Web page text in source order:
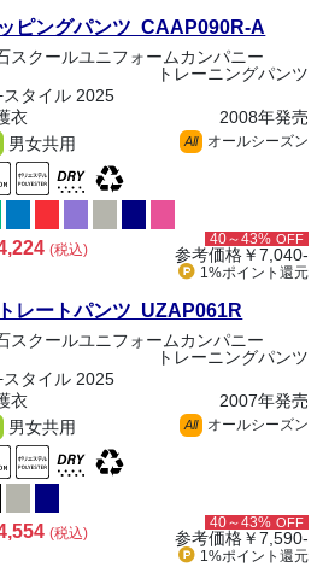
ピングパンツ CAAP090R-A
スクールユニフォームカンパニー
トレーニングパンツ
スタイル 2025
衣
2008年発売
男女共用
All オールシーズン
(税込)
40～43% OFF
参考価格￥7,040-
1%ポイント 還元
レートパンツ UZAP061R
スクールユニフォームカンパニー
トレーニングパンツ
スタイル 2025
衣
2007年発売
男女共用
All オールシーズン
(税込)
40～43% OFF
参考価格￥7,590-
1%ポイント 還元